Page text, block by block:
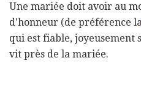
Une mariée doit avoir au
d'honneur (de préférence
qui est fiable, joyeusement
vit près de la mariée.